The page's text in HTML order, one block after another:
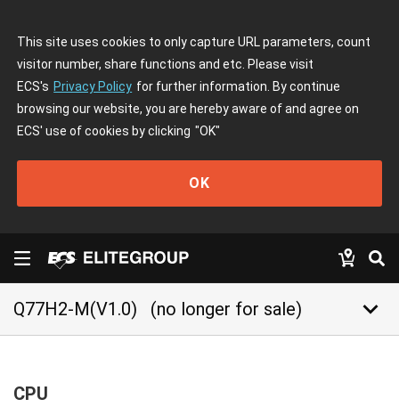
This site uses cookies to only capture URL parameters, count
visitor number, share functions and etc. Please visit
ECS's Privacy Policy for further information. By continue
browsing our website, you are hereby aware of and agree on
ECS' use of cookies by clicking "OK"
OK
Q77H2-M(V1.0) (no longer for sale) keyboard_arrow_down
CPU